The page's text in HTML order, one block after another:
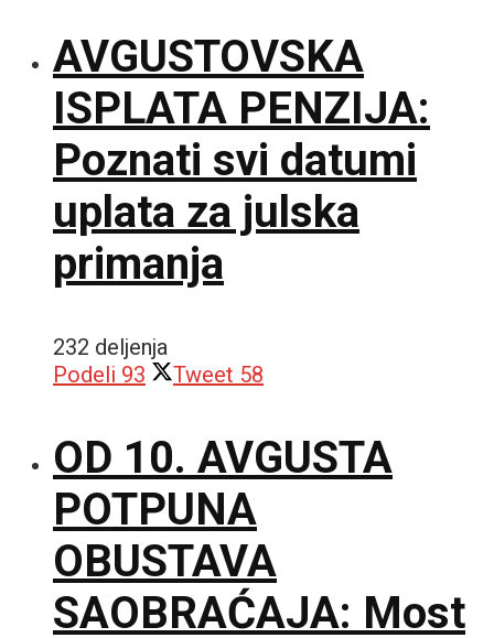
AVGUSTOVSKA
ISPLATA PENZIJA:
Poznati svi datumi
uplata za julska
primanja
232 deljenja
Podeli 93 Tweet 58
OD 10. AVGUSTA
POTPUNA
OBUSTAVA
SAOBRAĆAJA: Most